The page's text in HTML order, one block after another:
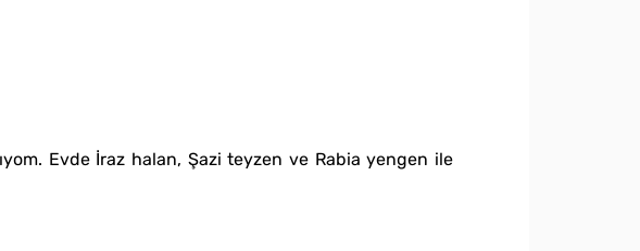
Evde İraz halan, Şazi teyzen ve Rabia yengen ile